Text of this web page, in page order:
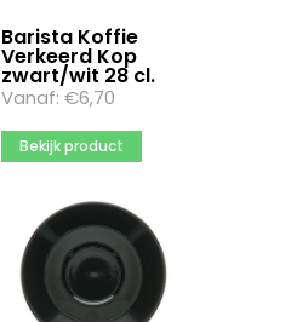
Barista Koffie
Verkeerd Kop
zwart/wit 28 cl.
Vanaf:€6,70
Bekijk product